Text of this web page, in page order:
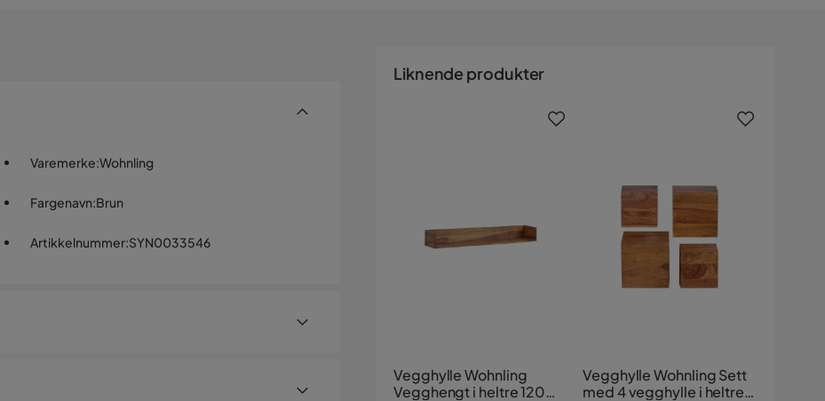
Varemerke:Wohnling
Fargenavn:Brun
Artikkelnummer:SYN0033546
Liknende produkter
Vegghylle Wohnling
Vegghengt i heltre 120
Vegghylle Wohnling Sett
med 4 vegghylle i heltre